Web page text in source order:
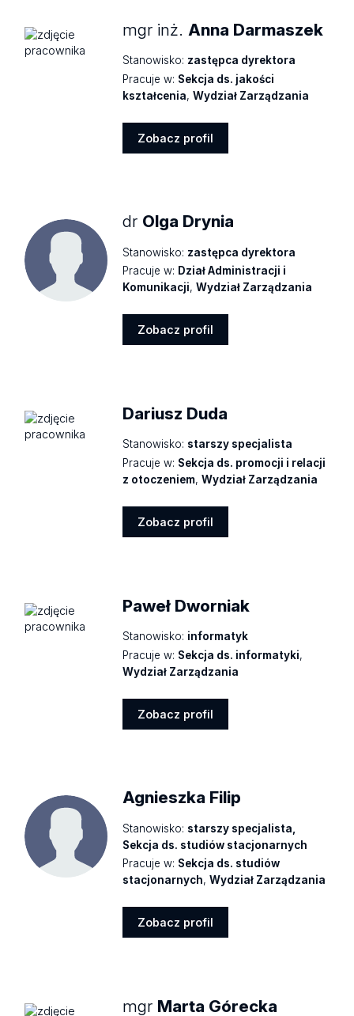
mgr inż. Anna Darmaszek
Stanowisko: zastępca dyrektora
Pracuje w: Sekcja ds. jakości
kształcenia,Wydział Zarządzania
Zobacz profil
dr Olga Drynia
Stanowisko: zastępca dyrektora
Pracuje w: Dział Administracji i
Komunikacji,Wydział Zarządzania
Zobacz profil
Dariusz Duda
Stanowisko: starszy specjalista
Pracuje w: Sekcja ds. promocji i relacji
z otoczeniem,Wydział Zarządzania
Zobacz profil
Paweł Dworniak
Stanowisko: informatyk
Pracuje w: Sekcja ds. informatyki,
Wydział Zarządzania
Zobacz profil
Agnieszka Filip
Stanowisko: starszy specjalista,
Sekcja ds. studiów stacjonarnych
Pracuje w: Sekcja ds. studiów
stacjonarnych,Wydział Zarządzania
Zobacz profil
mgr Marta Górecka